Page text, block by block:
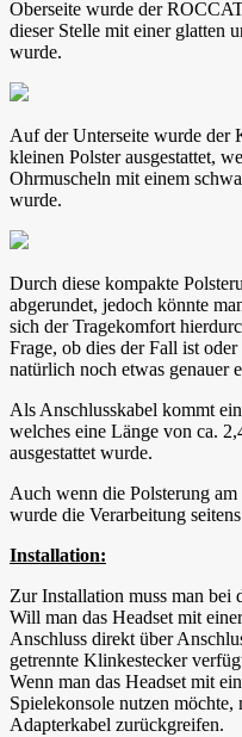
Oberseite wurde der
dieser Stelle mit einer glatten
wurde.
Auf der Unterseite wurde der
kleinen Polster ausgestattet,
Ohrmuscheln mit einem
wurde.
Durch diese kompakte
abgerundet, jedoch könnte
sich der Tragekomfort
Frage, ob dies der Fall ist
natürlich noch etwas genauer
Als Anschlusskabel kommt
welches eine Länge von ca.
ausgestattet wurde.
Auch wenn die Polsterung
wurde die Verarbeitung
Installation:
Zur Installation muss man bei
Will man das Headset mit
Anschluss direkt über
getrennte Klinkestecker
Wenn man das Headset mit
Spielekonsole nutzen möchte,
Adapterkabel zurückgreifen.